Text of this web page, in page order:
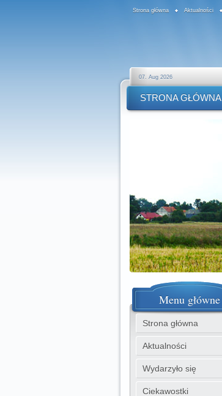
Strona główna Aktualności
07. Aug 2026
STRONA GŁÓWNA
Menu główne
Strona główna
Aktualności
Wydarzyło się
Ciekawostki